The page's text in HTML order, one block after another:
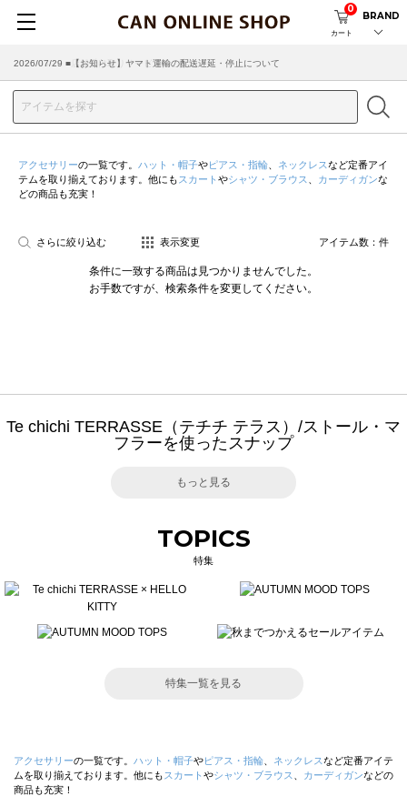
カート
0
BRAND
2026/07/29 ■【お知らせ】ヤマト運輸の配送遅延・停止について
2026/03/18 ■店舗受け取りサービスのご案内
アクセサリーの一覧です。 ハット・帽子やピアス・指輪 ネックレスなど定番アイ
テムを取り揃えております。他にも スカート やシャツ・ブラウス カーディガンな
どの商品も充実！
さらに絞り込む 表示変更 アイテム数： 件
条件に一致する商品は見つかりませんでした。
お手数ですが、検索条件を変更してください。
Te chichi TERRASSE（テチチ テラス）/ストール・マ
フラーを使ったスナップ
もっと見る
TOPICS
特集
特集一覧を見る
アクセサリーの一覧です。 ハット・帽子やピアス・指輪 ネックレスなど定番アイテ
ムを取り揃えております。他にも スカート やシャツ・ブラウス カーディガンなどの
商品も充実！